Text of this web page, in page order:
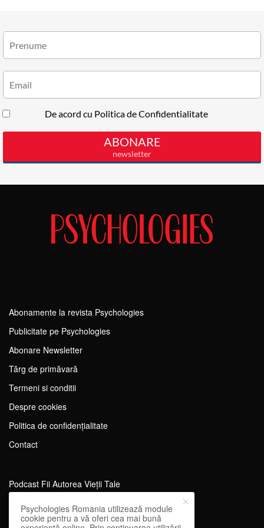
Abonamente la revista Psychologies
Publicitate pe Psychologies
Abonare Newsletter
Tărg de primăvară
Termeni si conditii
Despre cookies
Politica de confidențialitate
Contact
Podcast Fii Autorea Vieții Tale
Evenimente Fii Autoarea Vieții Tale!
SportEdu
Psychologies Romania utilizează module
cookie pentru a vă oferi cea mai bună